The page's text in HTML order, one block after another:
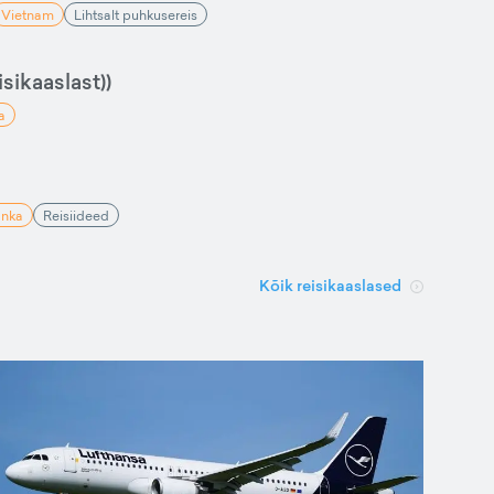
Vietnam Lihtsalt puhkusereis
Reisiideed
Kõik reisikaaslased